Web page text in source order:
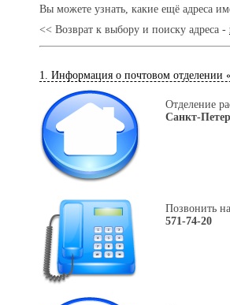
Вы можете узнать, какие ещё адреса
<< Возврат к выбору и поиску адреса -
1. Информация о почтовом отделении
Отделение
Санкт-
Позвонить
571-74-20